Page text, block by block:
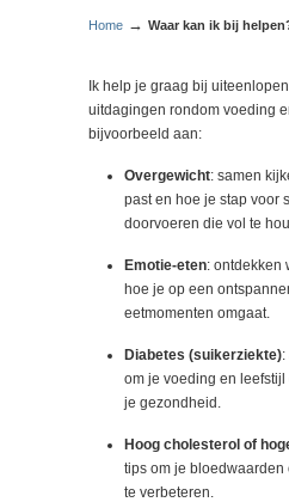
Home → Waar kan ik bij
Ik help je graag bij
uitdagingen rondom voeding
bijvoorbeeld aan:
Overgewicht: samen
past en hoe je stap voor
doorvoeren die vol te
Emotie-eten: ontdekken
hoe je op een
eetmomenten omgaat.
Diabetes (suikerziekte)
om je voeding en
je gezondheid.
Hoog cholesterol of
tips om je
te verbeteren.